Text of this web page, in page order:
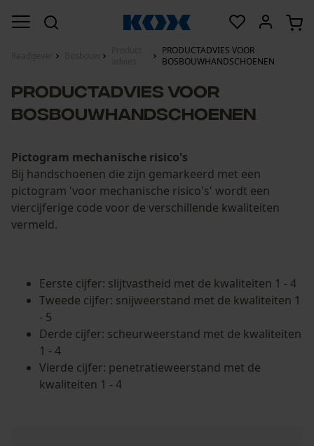
PRODUCTADVIES VOOR
BOSBOUWHANDSCHOENEN
PRODUCTADVIES VOOR
BOSBOUWHANDSCHOENEN
Pictogram mechanische risico's
Bij handschoenen die zijn gemarkeerd met een
pictogram 'voor mechanische risico's' wordt een
viercijferige code voor de verschillende kwaliteiten
vermeld.
Eerste cijfer: slijtvastheid met de kwaliteiten 1 - 4
Tweede cijfer: snijweerstand met de kwaliteiten 1
- 5
Derde cijfer: scheurweerstand met de kwaliteiten
1 - 4
Vierde cijfer: penetratieweerstand met de
kwaliteiten 1 - 4